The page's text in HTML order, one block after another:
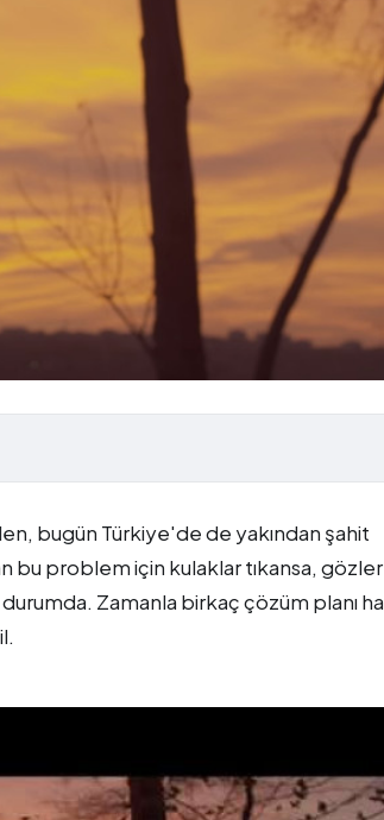
bugün Türkiye'de de yakından şahit
bu problem için kulaklar tıkansa, gözler
Zamanla birkaç çözüm planı